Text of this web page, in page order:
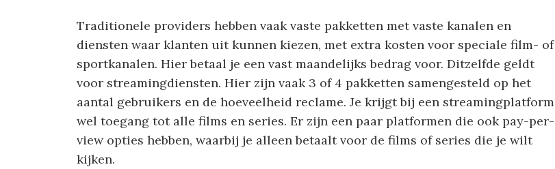
Traditionele providers hebben vaak vaste pakketten met vaste kanalen en
diensten waar klanten uit kunnen kiezen, met extra kosten voor speciale film- of
sportkanalen. Hier betaal je een vast maandelijks bedrag voor. Ditzelfde geldt
voor streamingdiensten. Hier zijn vaak 3 of 4 pakketten samengesteld op het
aantal gebruikers en de hoeveelheid reclame. Je krijgt bij een streamingplatform
wel toegang tot alle films en series. Er zijn een paar platformen die ook pay-per-
view opties hebben, waarbij je alleen betaalt voor de films of series die je wilt
kijken.